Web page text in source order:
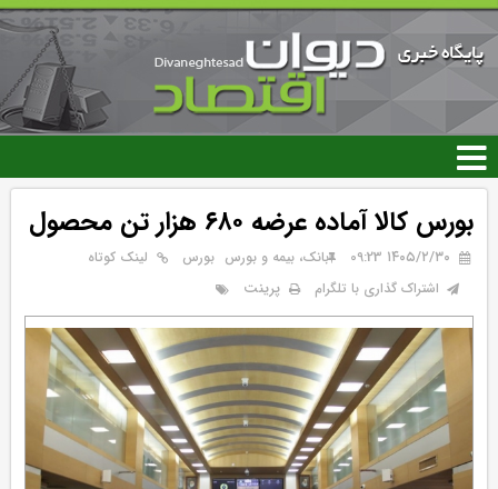
رفتن
محتوای
اصلی
بورس کالا آماده عرضه ۶۸۰ هزار تن محصول
۱۴۰۵/۲/۳۰ 09:23 بانک، بیمه و بورس بورس
لینک کوتاه
اشتراک گذاری با تلگرام
پرینت